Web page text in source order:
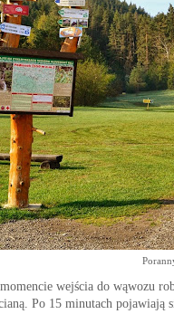
wejścia do wąwozu
Po 15 minutach pojawiają